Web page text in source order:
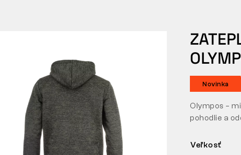
Novinka
Veľkosť
Olympos –
pohodlie a